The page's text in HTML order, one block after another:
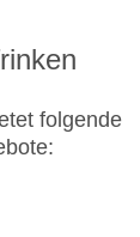
folgende